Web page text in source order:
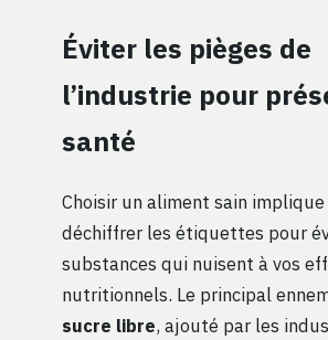
Éviter les pièges de
l’industrie pour
santé
Choisir un aliment sain implique
déchiffrer les étiquettes pour
substances qui nuisent à vos
nutritionnels. Le principal
sucre libre, ajouté par les